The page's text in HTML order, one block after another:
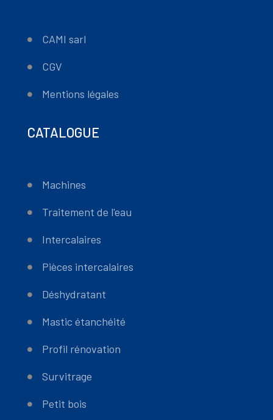
CAMI sarl
CGV
Mentions légales
CATALOGUE
Machines
Traitement de l'eau
Intercalaires
Pièces intercalaires
Déshydratant
Mastic étanchéité
Profil rénovation
Survitrage
Petit bois